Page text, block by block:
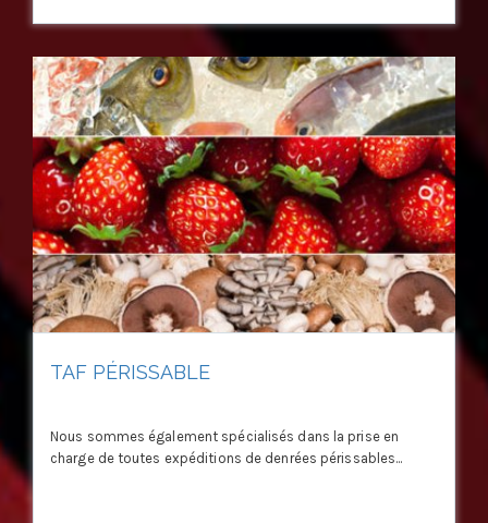
TAF PÉRISSABLE
Nous sommes également spécialisés dans la prise en
charge de toutes expéditions de denrées périssables...